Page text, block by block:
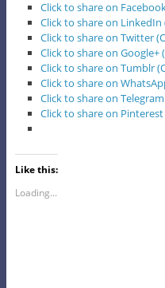
Click to share on
Click to share on
Click to share on Twitter
Click to share on
Click to share on Tumblr
Click to share on
Click to share on
Click to share on
Like this:
Loading...